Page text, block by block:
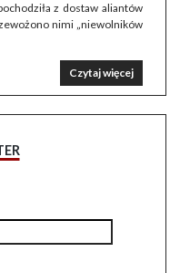
z dostaw aliantów
nimi „niewolników
Czytaj więcej